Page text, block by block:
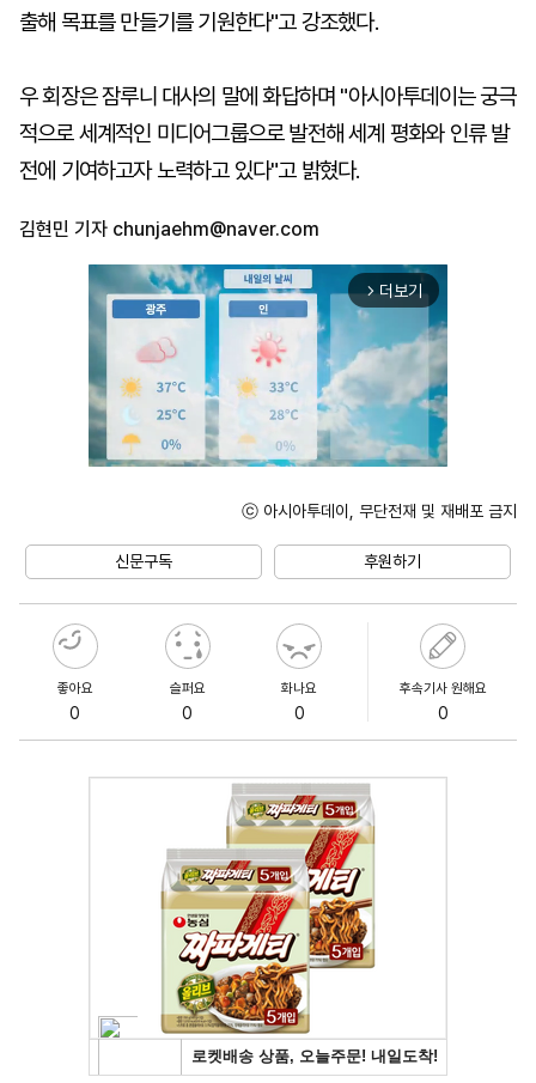
출해 목표를 만들기를 기원한다"고 강조했다.
우 회장은 잠루니 대사의 말에 화답하며 "아시아투데이는 궁극
적으로 세계적인 미디어그룹으로 발전해 세계 평화와 인류 발
전에 기여하고자 노력하고 있다"고 밝혔다.
김현민 기자 chunjaehm@naver.com
arrow_forward_ios 더보기
ⓒ 아시아투데이, 무단전재 및 재배포 금지
신문구독 후원하기
좋아요
0
슬퍼요
0
화나요
0
후속기사 원해요
0